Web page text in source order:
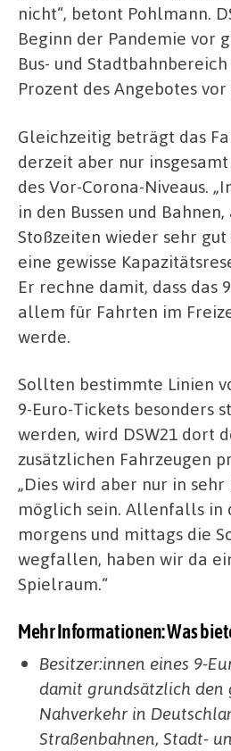
nicht“, betont Pohlmann.
Beginn der Pandemie vor
Bus- und
Prozent des Angebotes vor
Gleichzeitig beträgt das
derzeit aber nur
des Vor-Corona-Niveaus.
in den Bussen und
Stoßzeiten wieder sehr
eine gewisse
Er rechne damit, dass das
allem für Fahrten im
werde.
Sollten bestimmte Linien
9-Euro-Tickets besonders
werden, wird DSW21 dort
zusätzlichen Fahrzeugen
„Dies wird aber nur in
möglich sein. Allenfalls in
morgens und mittags die
wegfallen, haben wir da
Spielraum.“
Mehr Informationen: Was
Besitzer:innen eines 9-
damit grundsätzlich den
Nahverkehr in
Straßenbahnen, Stadt-​